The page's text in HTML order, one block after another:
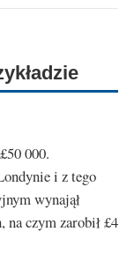
000.
i z tego
wynajął
czym zarobił £4